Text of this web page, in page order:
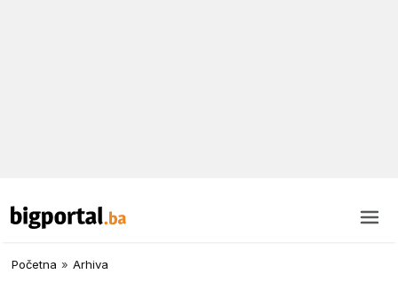
Početna » Arhiva